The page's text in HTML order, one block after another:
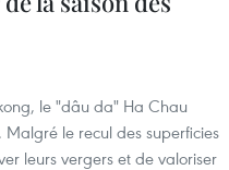
le "dâu da" Ha Chau
le recul des superficies
leurs vergers et de valoriser